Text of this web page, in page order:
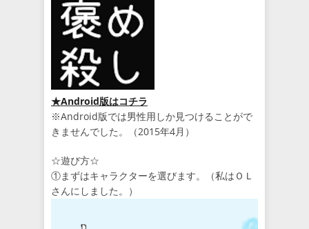
★Android版はコチラ
※Android版では男性用しか見つけることがで
きませんでした。（2015年4月）
☆遊び方☆
①まずはキャラクターを選びます。（私はＯＬ
さんにしました。）